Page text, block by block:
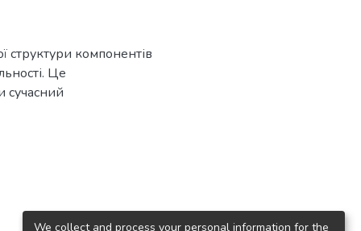
структури компонентів
Це
сучасний
завдань, з метою
уперше
We collect and process your personal information for the